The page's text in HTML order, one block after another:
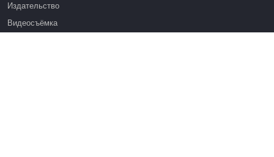
Издательство
Видеосъёмка